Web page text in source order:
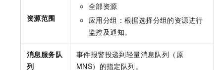
资源范围
全部资源
应用分组：根据选择分组的资源进行
监控及通知。
消息服务队
列
事件报警投递到轻量消息队列（原
MNS） 的指定队列。